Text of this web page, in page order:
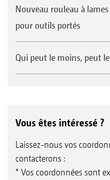
Nouveau rouleau à
pour outils portés
Qui peut le moins, peut
Vous êtes intéressé ?
Laissez-nous vos
contacterons :
* Vos coordonnées sont